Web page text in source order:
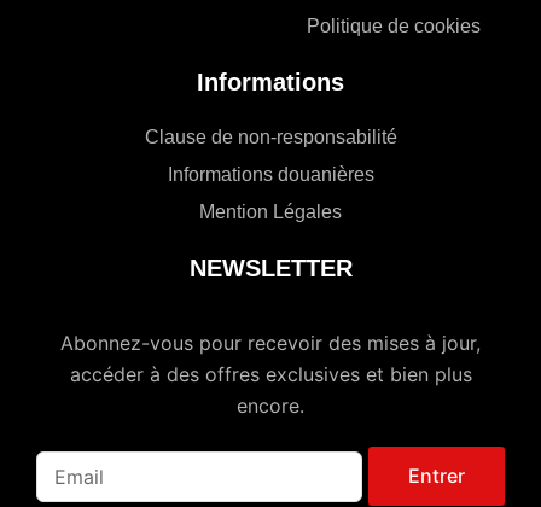
Politique de cookies
Informations
Clause de non-responsabilité
Informations douanières
Mention Légales
NEWSLETTER
Abonnez-vous pour recevoir des mises à jour,
accéder à des offres exclusives et bien plus
encore.
Entrer